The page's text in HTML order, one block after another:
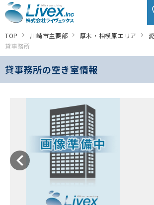
TOP 川崎市主要部 厚木・相模原エリア
貸事務所
貸事務所の空き室情報